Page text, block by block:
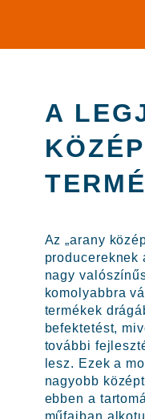
A
Az „arany
producereknek
nagy
komolyabbra
termékek
befektetést,
további
lesz. Ezek a
nagyobb
ebben a
műfajban